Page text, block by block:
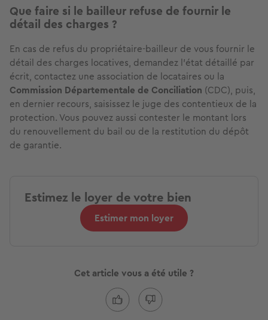
Que faire si le bailleur refuse de fournir le
détail des charges ?
En cas de refus du propriétaire-bailleur de vous fournir le
détail des charges locatives, demandez l'état détaillé par
écrit, contactez une association de locataires ou la
Commission Départementale de Conciliation (CDC), puis,
en dernier recours, saisissez le juge des contentieux de la
protection. Vous pouvez aussi contester le montant lors
du renouvellement du bail ou de la restitution du dépôt
de garantie.
Estimez le loyer de votre bien
Estimer mon loyer
Cet article vous a été utile ?